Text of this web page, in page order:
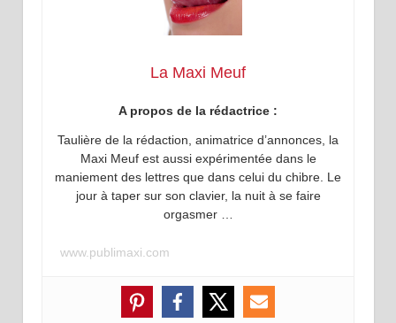
La Maxi Meuf
A propos de la rédactrice :
Taulière de la rédaction, animatrice d’annonces, la
Maxi Meuf est aussi expérimentée dans le
maniement des lettres que dans celui du chibre. Le
jour à taper sur son clavier, la nuit à se faire
orgasmer …
www.publimaxi.com